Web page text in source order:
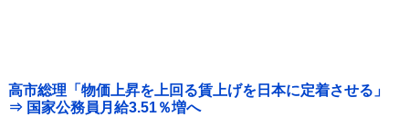
高市総理「物価上昇を上回る賃上げを日本に定着させる」
⇒ 国家公務員月給3.51％増へ